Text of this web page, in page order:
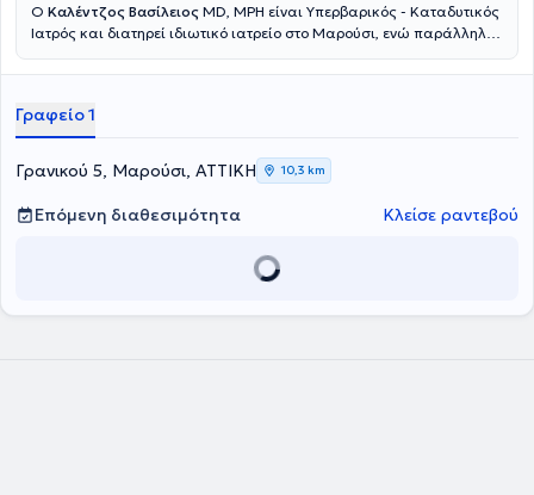
Ο Καλέντζος Βασίλειος MD, MPH είναι Υπερβαρικός - Καταδυτικός
Ιατρός και διατηρεί ιδιωτικό ιατρείο στο Μαρούσι, ενώ παράλληλα
Ιατρικής του Ναυτικού Νοσοκομείου Αθηνών. Εισήλθε στη
Ιατρική Σχολή του Αριστοτελείου Πανεπιστημίου Θεσσαλονίκης,
ανήκοντας στις τάξεις του Πολεμικού Ναυτικού. Απέκτησε την
ειδικότητά του κατόπιν κυκλικής εκπαίδευσης στο Ναυτικό
Νοσοκομείο Αθηνών και στο Wolfson Hyperbaric Medicine Unit -
Ninewells Hospital της Μεγάλης Βρετανίας. Διαθέτει μεταπτυχιακό
τίτλο σπουδών (MPH) στη Δημόσια Υγεία από το University of
Είναι οργανωτής του Σεμιναρίου Καταδυτικής & Υπερβαρικής
Γραφείο 1
Γρανικού 5, Μαρούσι, ΑΤΤΙΚΗ 10,3 km
Επόμενη διαθεσιμότητα Κλείσε ραντεβού